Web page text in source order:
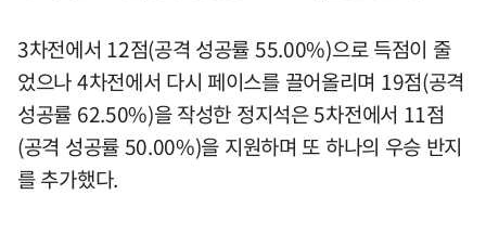
3차전에서 12점(공격 성공률 55.00%)으로 득점이 줄
었으나 4차전에서 다시 페이스를 끌어올리며 19점(공격
성공률 62.50%)을 작성한 정지석은 5차전에서 11점
(공격 성공률 50.00%)을 지원하며 또 하나의 우승 반지
를 추가했다.